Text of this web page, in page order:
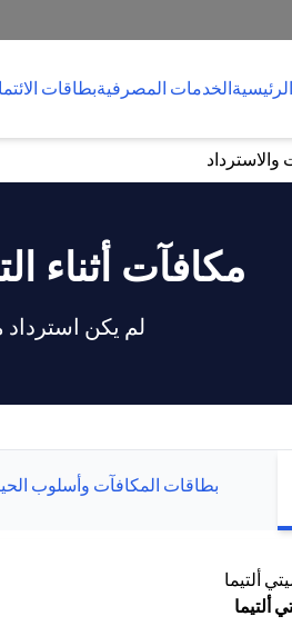
الخدمات المصرفيةبطاقات
والاسترداد
مكافآت أثناء
لم يكن
بطاقات المكافآت وأسلوب
ألتيما